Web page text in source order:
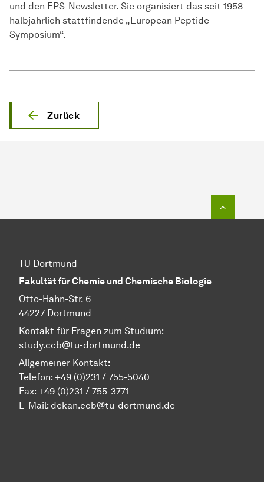
und den EPS-Newsletter. Sie organisiert das seit 1958
halbjährlich stattfindende „European Peptide
Symposium“.
Zurück
TU Dortmund
Fakultät für Chemie und Chemische Biologie
Otto-Hahn-Str. 6
44227 Dortmund
Kontakt für Fragen zum Studium:
study.ccb@tu-dortmund.de
Allgemeiner Kontakt:
Telefon: +49 (0)231 / 755-5040
Fax: +49 (0)231 / 755-3771
E-Mail: dekan.ccb@tu-dortmund.de